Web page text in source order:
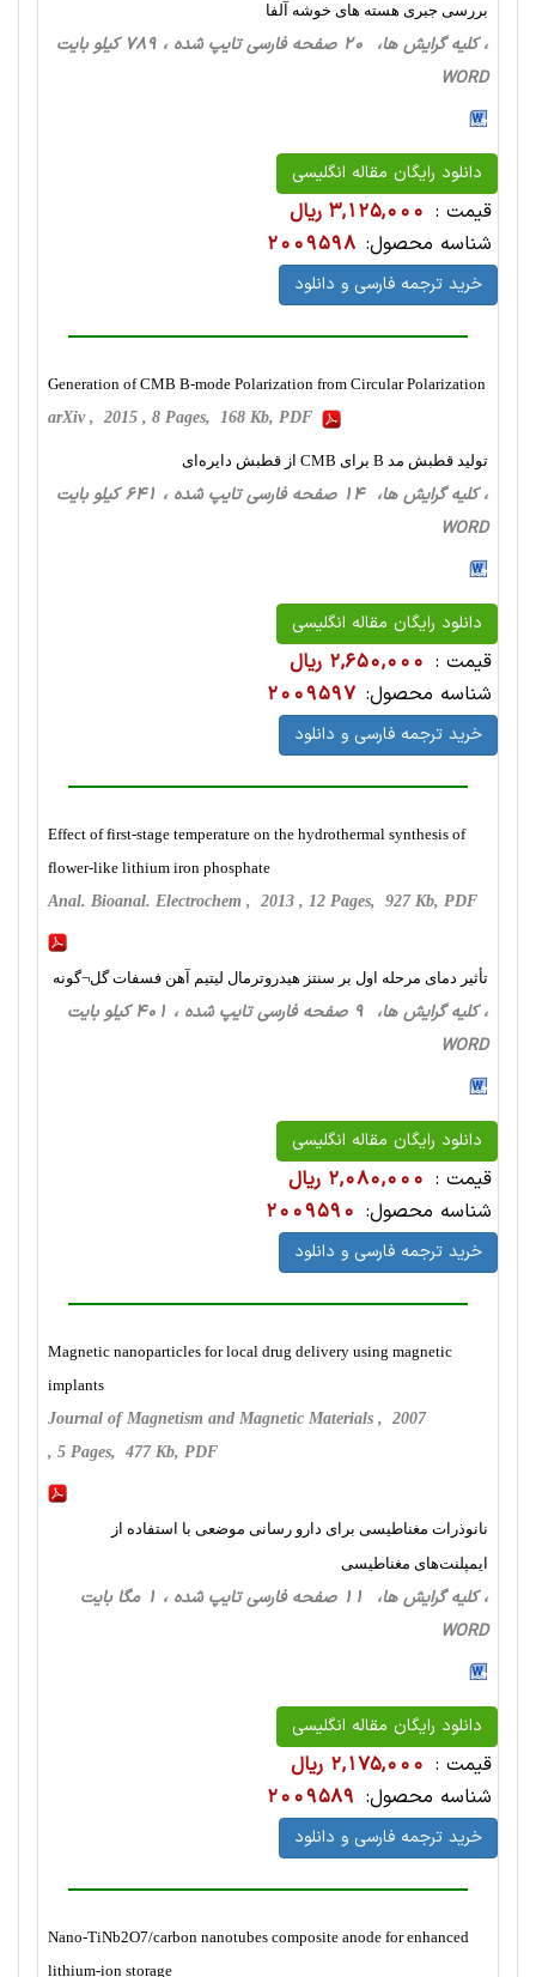
بررسی جبری هسته های خوشه آلفا
، کلیه گرایش ها، 20 صفحه فارسی تایپ شده ، 789 کیلو بایت
WORD
دانلود رایگان مقاله انگلیسی
قیمت : 3,125,000 ریال
شناسه محصول: 2009598
خرید ترجمه فارسی و دانلود
Generation of CMB B-mode Polarization from Circular Polarization
arXiv , 2015 , 8 Pages, 168 Kb, PDF
تولید قطبش مد B برای CMB از قطبش دایره‌ای
، کلیه گرایش ها، 14 صفحه فارسی تایپ شده ، 641 کیلو بایت
WORD
دانلود رایگان مقاله انگلیسی
قیمت : 2,650,000 ریال
شناسه محصول: 2009597
خرید ترجمه فارسی و دانلود
Effect of first-stage temperature on the hydrothermal synthesis of
flower-like lithium iron phosphate
Anal. Bioanal. Electrochem , 2013 , 12 Pages, 927 Kb, PDF
تأثیر دمای مرحله اول بر سنتز هیدروترمال لیتیم آهن فسفات گل¬گونه
، کلیه گرایش ها، 9 صفحه فارسی تایپ شده ، 401 کیلو بایت
WORD
دانلود رایگان مقاله انگلیسی
قیمت : 2,080,000 ریال
شناسه محصول: 2009590
خرید ترجمه فارسی و دانلود
Magnetic nanoparticles for local drug delivery using magnetic
implants
Journal of Magnetism and Magnetic Materials , 2007
, 5 Pages, 477 Kb, PDF
نانوذرات مغناطیسی برای دارو رسانی موضعی با استفاده از
ایمپلنت‌های مغناطیسی
، کلیه گرایش ها، 11 صفحه فارسی تایپ شده ، 1 مگا بایت
WORD
دانلود رایگان مقاله انگلیسی
قیمت : 2,175,000 ریال
شناسه محصول: 2009589
خرید ترجمه فارسی و دانلود
Nano-TiNb2O7/carbon nanotubes composite anode for enhanced
lithium-ion storage